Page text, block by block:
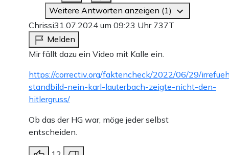
Weitere Antworten anzeigen (1)
Chrissi31.07.2024 um 09:23 Uhr 737T
Melden
Mir fällt dazu ein Video mit Kalle ein.
https://correctiv.org/faktencheck/2022/06/29/
standbild-nein-karl-lauterbach-zeigte-nicht-den-
hitlergruss/
Ob das der HG war, möge jeder selbst
entscheiden.